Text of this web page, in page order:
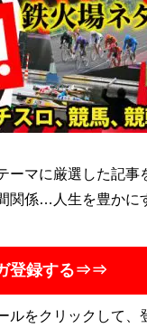
がりＸハロン攻略法
見抜く! 脚質ギアフ
』、『安井式ラップ
法 』
マに厳選した記事
関係…人生を豊かに
登録する⇒⇒
をクリックして、